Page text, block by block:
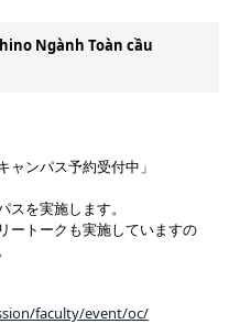
Ngành Toàn cầu
ャンパス予約受付中」
を実施します。
ートークも実施していますの
faculty/event/oc/